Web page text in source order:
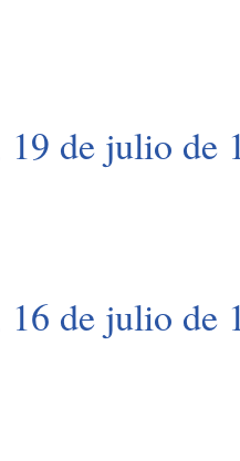
de julio de
de julio de